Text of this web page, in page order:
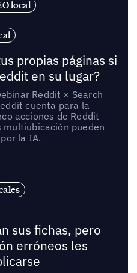
local
propias páginas si
en su lugar?
Reddit × Search
cuenta para la
acciones de Reddit
multiubicación pueden
la IA.
sus fichas, pero
erróneos les